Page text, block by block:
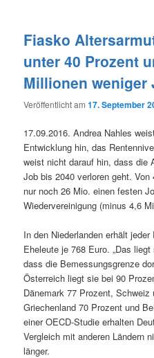
Fiasko
unter 40 Prozent
Millionen weniger
Veröffentlicht am17. September
17.09.2016. Andrea Nahles
Entwicklung hin, das
weist nicht darauf hin, dass die
Job bis 2040 verloren geht.
nur noch 26 Mio. einen festen
Wiedervereinigung (minus 4,6
In den Niederlanden erhält
Eheleute je 768 Euro. „Das
dass die Bemessungsgrenze
Österreich liegt sie bei 90
Dänemark 77 Prozent,
Griechenland 70 Prozent und
einer OECD-Studie erhalten
Vergleich mit anderen Ländern
länger.